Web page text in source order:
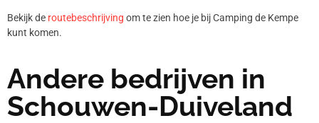
Bekijk de routebeschrijving om te zien hoe je bij Camping de Kempe
kunt komen.
Andere bedrijven in
Schouwen-Duiveland